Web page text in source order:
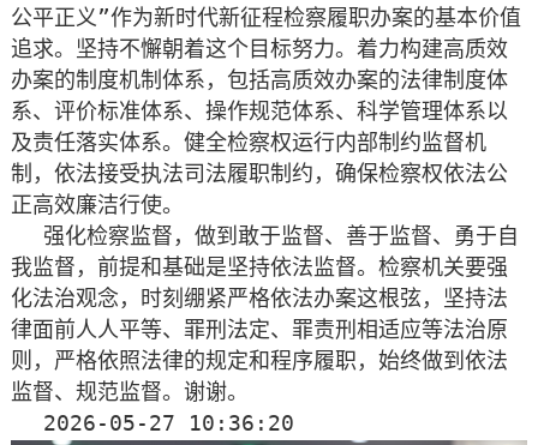
公平正义”作为新时代新征程检察履职办案的基本价值
追求。坚持不懈朝着这个目标努力。着力构建高质效
办案的制度机制体系，包括高质效办案的法律制度体
系、评价标准体系、操作规范体系、科学管理体系以
及责任落实体系。健全检察权运行内部制约监督机
制，依法接受执法司法履职制约，确保检察权依法公
正高效廉洁行使。
强化检察监督，做到敢于监督、善于监督、勇于自
我监督，前提和基础是坚持依法监督。检察机关要强
化法治观念，时刻绷紧严格依法办案这根弦，坚持法
律面前人人平等、罪刑法定、罪责刑相适应等法治原
则，严格依照法律的规定和程序履职，始终做到依法
监督、规范监督。谢谢。
2026-05-27 10:36:20